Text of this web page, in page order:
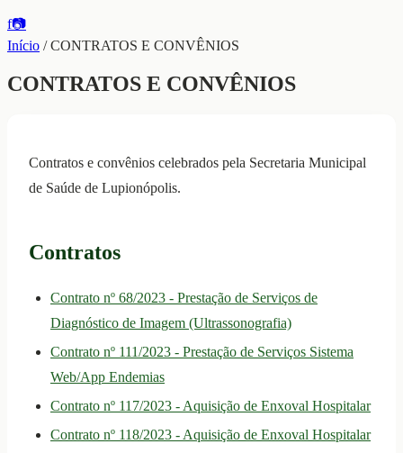
f📷
Início /CONTRATOS E CONVÊNIOS
CONTRATOS E CONVÊNIOS
Contratos e convênios celebrados pela Secretaria Municipal
de Saúde de Lupionópolis.
Contratos
Contrato nº 68/2023 - Prestação de Serviços de
Diagnóstico de Imagem (Ultrassonografia)
Contrato nº 111/2023 - Prestação de Serviços Sistema
Web/App Endemias
Contrato nº 117/2023 - Aquisição de Enxoval Hospitalar
Contrato nº 118/2023 - Aquisição de Enxoval Hospitalar